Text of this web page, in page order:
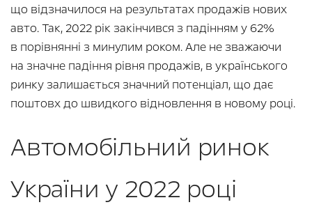
що відзначилося на результатах продажів нових
авто. Так, 2022 рік закінчився з падінням у 62%
в порівнянні з минулим роком. Але не зважаючи
на значне падіння рівня продажів, в українського
ринку залишається значний потенціал, що дає
поштовх до швидкого відновлення в новому році.
Автомобільний ринок
України у 2022 році